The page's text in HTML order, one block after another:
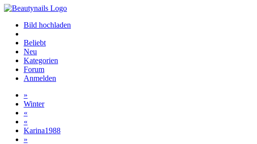
Bild hochladen
Beliebt
Neu
Kategorien
Forum
Anmelden
»
Winter
«
«
Karina1988
»